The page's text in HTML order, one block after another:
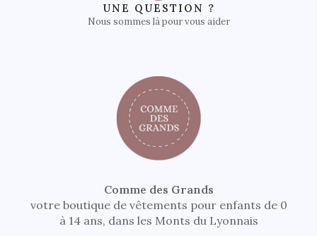
UNE QUESTION ?
Nous sommes là pour vous aider
Comme des Grands
votre boutique de vêtements pour enfants de 0
à 14 ans, dans les Monts du Lyonnais